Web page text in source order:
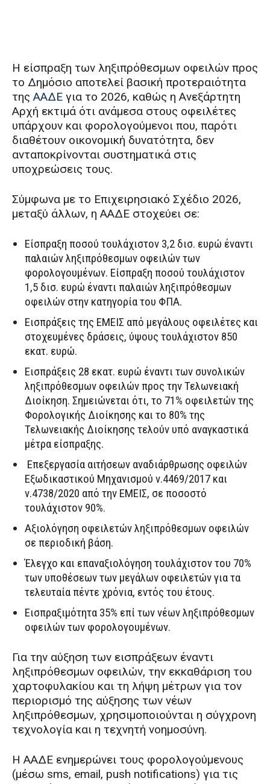
Η είσπραξη των ληξιπρόθεσμων οφειλών προς
το Δημόσιο αποτελεί βασική προτεραιότητα
της ΑΑΔΕ για το 2026, καθώς η Ανεξάρτητη
Αρχή εκτιμά ότι ανάμεσα στους οφειλέτες
υπάρχουν και φορολογούμενοι που, παρότι
διαθέτουν οικονομική δυνατότητα, δεν
ανταποκρίνονται συστηματικά στις
υποχρεώσεις τους.
Σύμφωνα με το Επιχειρησιακό Σχέδιο 2026,
μεταξύ άλλων, η ΑΑΔΕ στοχεύει σε:
Είσπραξη ποσού τουλάχιστον 3,2 δισ. ευρώ έναντι
παλαιών ληξιπρόθεσμων οφειλών των
φορολογουμένων. Είσπραξη ποσού τουλάχιστον
1,5 δισ. ευρώ έναντι παλαιών ληξιπρόθεσμων
οφειλών στην κατηγορία του ΦΠΑ.
Εισπράξεις της ΕΜΕΙΣ από μεγάλους οφειλέτες και
στοχευμένες δράσεις, ύψους τουλάχιστον 850
εκατ. ευρώ.
Εισπράξεις 28 εκατ. ευρώ έναντι των συνολικών
ληξιπρόθεσμων οφειλών προς την Τελωνειακή
Διοίκηση. Σημειώνεται ότι, το 71% οφειλετών της
Φορολογικής Διοίκησης και το 80% της
Τελωνειακής Διοίκησης τελούν υπό αναγκαστικά
μέτρα είσπραξης.
Επεξεργασία αιτήσεων αναδιάρθρωσης οφειλών
Εξωδικαστικού Μηχανισμού ν.4469/2017 και
ν.4738/2020 από την ΕΜΕΙΣ, σε ποσοστό
τουλάχιστον 90%.
Αξιολόγηση οφειλετών ληξιπρόθεσμων οφειλών
σε περιοδική βάση.
Έλεγχο και επαναξιολόγηση τουλάχιστον του 70%
των υποθέσεων των μεγάλων οφειλετών για τα
τελευταία πέντε χρόνια, εντός του έτους.
Εισπραξιμότητα 35% επί των νέων ληξιπρόθεσμων
οφειλών των φορολογουμένων.
Για την αύξηση των εισπράξεων έναντι
ληξιπρόθεσμων οφειλών, την εκκαθάριση του
χαρτοφυλακίου και τη λήψη μέτρων για τον
περιορισμό της αύξησης των νέων
ληξιπρόθεσμων, χρησιμοποιούνται η σύγχρονη
τεχνολογία και η τεχνητή νοημοσύνη.
Η ΑΑΔΕ ενημερώνει τους φορολογούμενους
(μέσω sms, email, push notifications) για τις